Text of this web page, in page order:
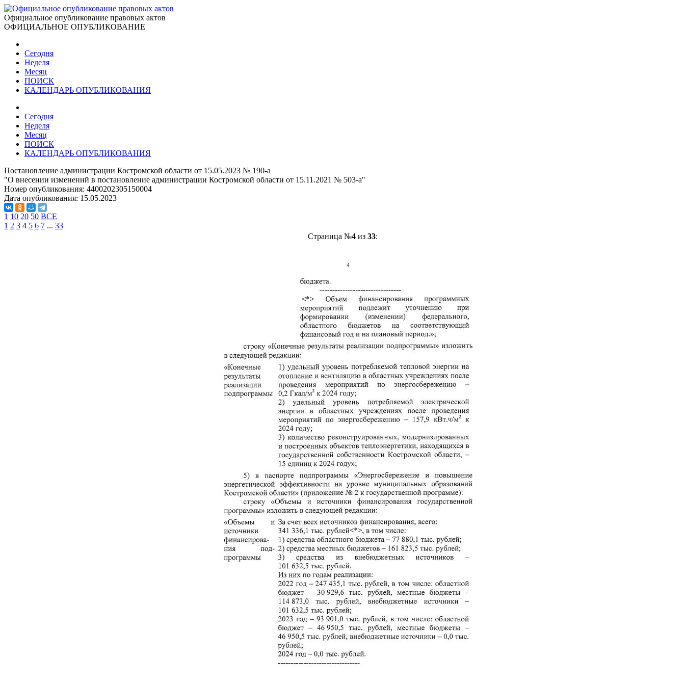
Официальное опубликование правовых актов
ОФИЦИАЛЬНОЕ ОПУБЛИКОВАНИЕ
Сегодня
Неделя
Месяц
ПОИСК
КАЛЕНДАРЬ ОПУБЛИКОВАНИЯ
Сегодня
Неделя
Месяц
ПОИСК
КАЛЕНДАРЬ ОПУБЛИКОВАНИЯ
Постановление администрации Костромской области от 15.05.2023 № 190-а
"О внесении изменений в постановление администрации Костромской области от 15.11.2021 № 503-а"
Номер опубликования: 4400202305150004
Дата опубликования: 15.05.2023
1 10 20 50 ВСЕ
1 2 3 4 5 6 7 ... 33
Страница №4из 33: